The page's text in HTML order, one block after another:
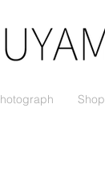
Shop